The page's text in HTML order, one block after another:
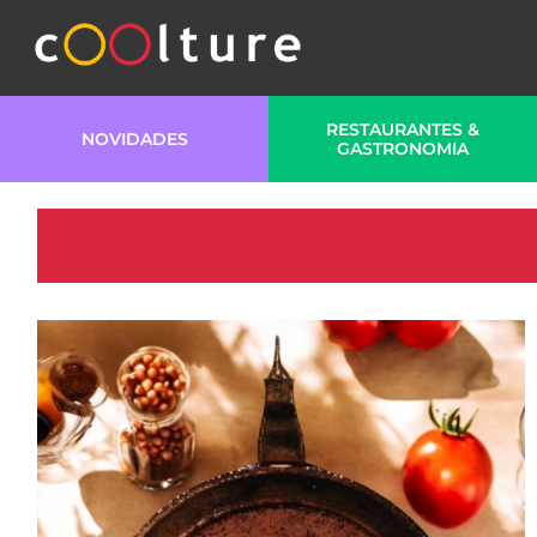
NOVIDADES
RESTAURANTES &
GASTRONOMIA